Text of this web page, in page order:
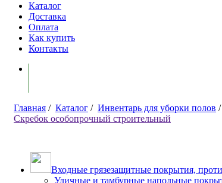
Каталог
Доставка
Оплата
Как купить
Контакты
Главная / Каталог / Инвентарь для уборки полов /
Скребок особопрочный строительный
Входные грязезащитные покрытия,
Уличные и тамбурные напольные